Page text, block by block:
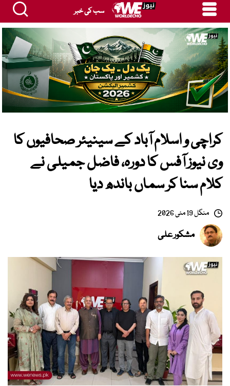
سب کی خبر
کراچی و اسلام آباد کے سینیئر صحافیوں کا
وی نیوز آفس کا دورہ، فاضل جمیلی نے
کلام سنا کر سماں باندھ دیا
منگل 19 مئی 2026
مشکور علی